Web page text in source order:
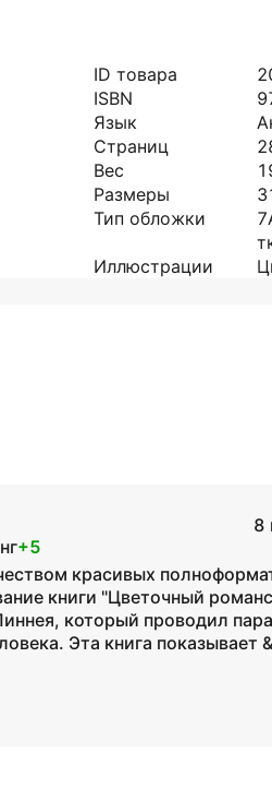
ID товара
ISBN
Язык
Страниц
Вес
Размеры
Тип обложки
Иллюстрации
8
+5
красивых
книги "Цветочный
который проводил
Эта книга показывает